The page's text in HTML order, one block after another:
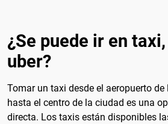
¿Se puede ir en
uber?
Tomar un taxi desde el aeropuerto de
hasta el centro de la ciudad es una
directa. Los taxis están disponibles